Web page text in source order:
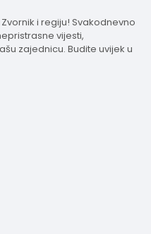
i regiju! Svakodnevno
vijesti,
zajednicu. Budite uvijek u